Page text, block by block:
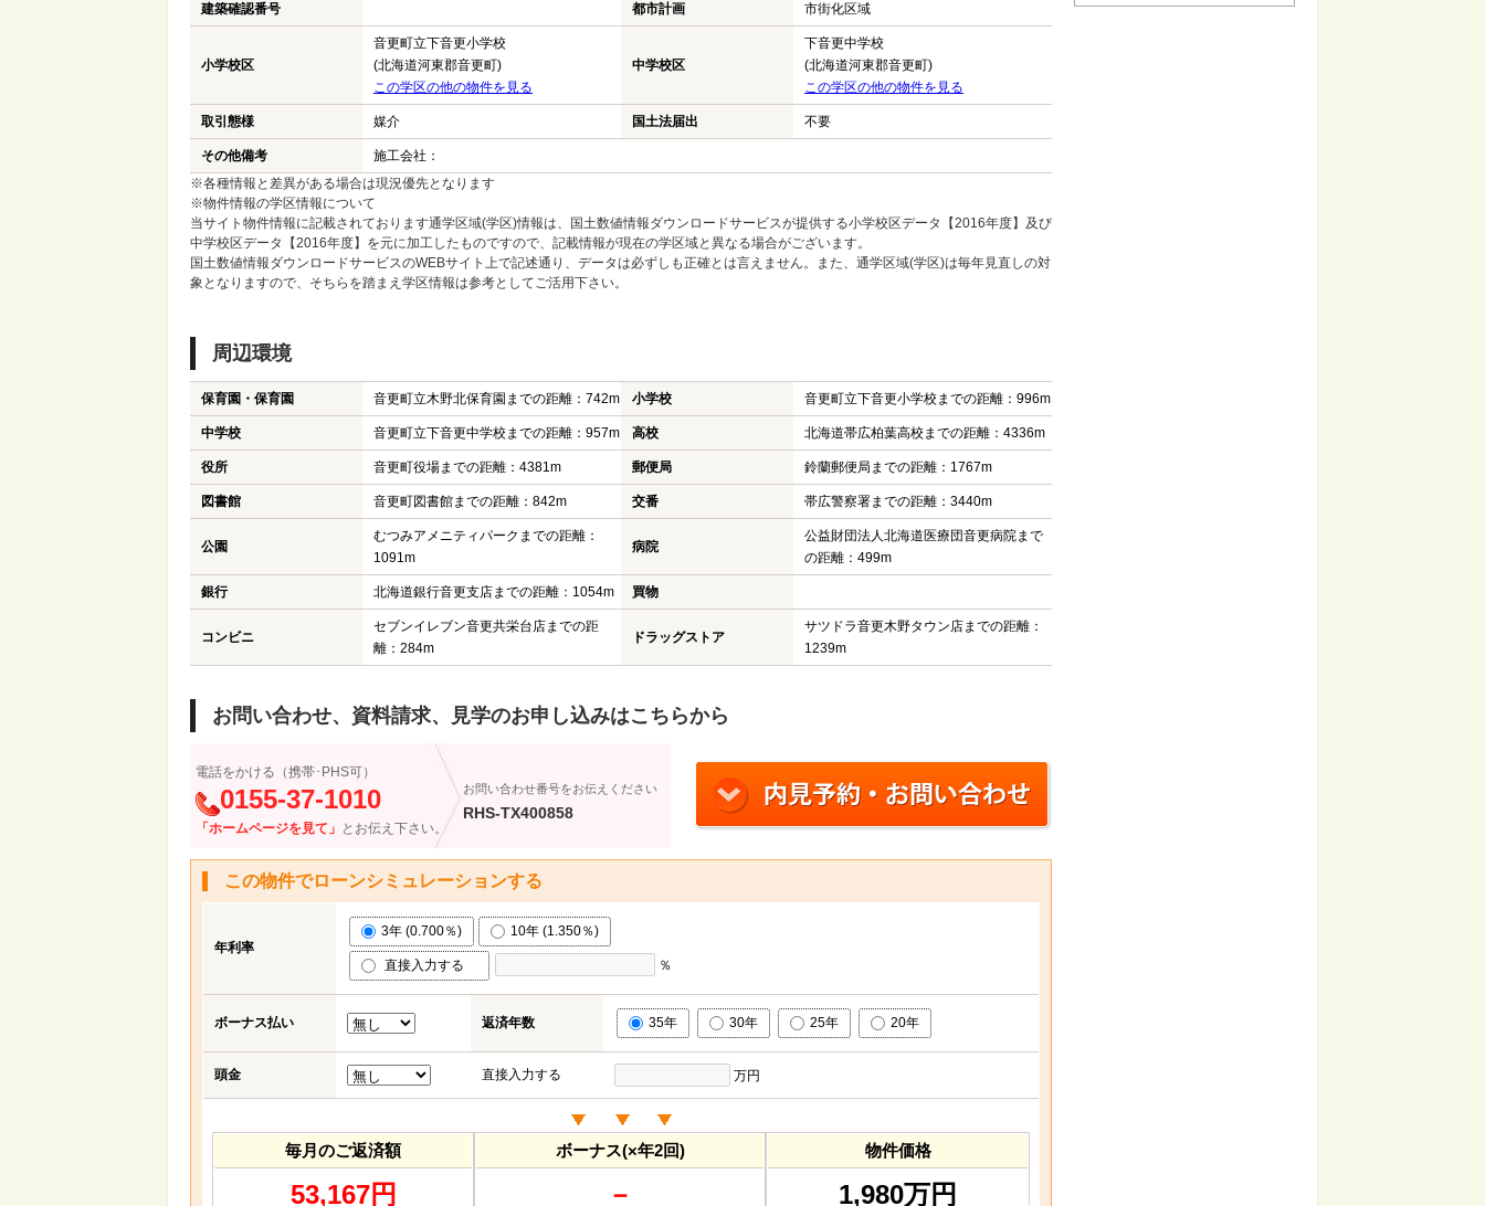
建築確認番号 都市計画 市街化区域
小学校区
音更町立下音更小学校
(北海道河東郡音更町)
この学区の他の物件を見る
中学校区
下音更中学校
(北海道河東郡音更町)
この学区の他の物件を見る
取引態様 媒介 国土法届出 不要
その他備考
施工会社：
※各種情報と差異がある場合は現況優先となります
※物件情報の学区情報について
当サイト物件情報に記載されております通学区域(学区)情報は、国土数値情報ダウンロードサービスが提供する小学校区データ【2016年度】及び
中学校区データ【2016年度】を元に加工したものですので、記載情報が現在の学区域と異なる場合がございます。
国土数値情報ダウンロードサービスのWEBサイト上で記述通り、データは必ずしも正確とは言えません。また、通学区域(学区)は毎年見直しの対
象となりますので、そちらを踏まえ学区情報は参考としてご活用下さい。
周辺環境
保育園・保育園 音更町立木野北保育園までの距離：742m 小学校 音更町立下音更小学校までの距離：996m
中学校 音更町立下音更中学校までの距離：957m 高校 北海道帯広柏葉高校までの距離：4336m
役所 音更町役場までの距離：4381m 郵便局 鈴蘭郵便局までの距離：1767m
図書館 音更町図書館までの距離：842m 交番 帯広警察署までの距離：3440m
公園
むつみアメニティパークまでの距離：
1091m
病院
公益財団法人北海道医療団音更病院まで
の距離：499m
銀行 北海道銀行音更支店までの距離：1054m 買物
コンビニ
セブンイレブン音更共栄台店までの距
離：284m
ドラッグストア
サツドラ音更木野タウン店までの距離：
1239m
お問い合わせ、資料請求、見学のお申し込みはこちらから
電話をかける（携帯･PHS可）
0155-37-1010
「ホームページを見て」 とお伝え下さい。
お問い合わせ番号をお伝えください
RHS-TX400858
この物件でローンシミュレーションする
年利率
3年 (0.700％) 10年 (1.350％)
直接入力する ％
ボーナス払い 返済年数 35年 30年 25年 20年
頭金 直接入力する 万円
毎月のご返済額
53,167円
ボーナス(×年2回)
－
物件価格
1,980万円